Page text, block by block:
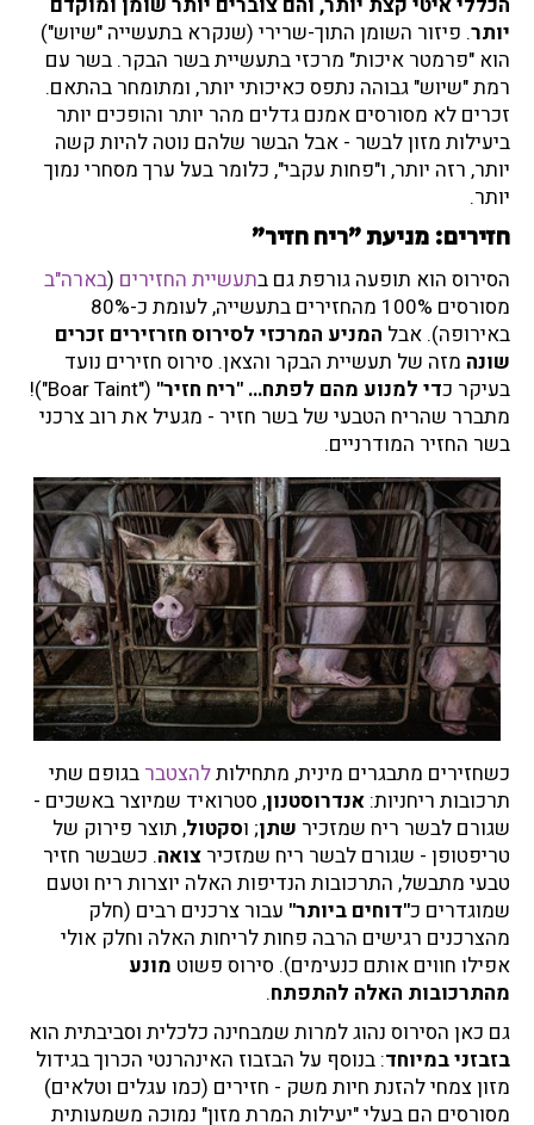
יותר. פיזור השומן התוך-שרירי (שנקרא בתעשייה "שיוש")
הוא "פרמטר איכות" מרכזי בתעשיית בשר הבקר. בשר עם
רמת "שיוש" גבוהה נתפס כאיכותי יותר, ומתומחר בהתאם.
זכרים לא מסורסים אמנם גדלים מהר יותר והופכים יותר
ביעילות מזון לבשר - אבל הבשר שלהם נוטה להיות קשה
יותר, רזה יותר, ו"פחות עקבי", כלומר בעל ערך מסחרי נמוך
יותר.
חזירים: מניעת "ריח חזיר"
הסירוס הוא תופעה גורפת גם בתעשיית החזירים (בארה"ב
מסורסים 100% מהחזירים בתעשייה, לעומת כ-80%
באירופה). אבל המניע המרכזי לסירוס חזרזירים זכרים
שונה מזה של תעשיית הבקר והצאן. סירוס חזירים נועד
בעיקר כדי למנוע מהם לפתח… "ריח חזיר"
("Boar Taint")!
מתברר שהריח הטבעי של בשר חזיר - מגעיל את רוב צרכני
בשר החזיר המודרניים.
כשחזירים מתבגרים מינית, מתחילותלהצטבר בגופם שתי
תרכובות ריחניות: אנדרוסטנון, סטרואיד שמיוצר באשכים -
שגורם לבשר ריח שמזכיר שתן; וסקטול, תוצר פירוק של
טריפטופן - שגורם לבשר ריח שמזכיר צואה. כשבשר חזיר
טבעי מתבשל, התרכובות הנדיפות האלה יוצרות ריח וטעם
שמוגדרים כ"דוחים ביותר" עבור צרכנים רבים (חלק
מהצרכנים רגישים הרבה פחות לריחות האלה וחלק אולי
אפילו חווים אותם כנעימים). סירוס פשוט מונע
מהתרכובות האלה להתפתח.
גם כאן הסירוס נהוג למרות שמבחינה כלכלית וסביבתית הוא
בזבזני במיוחד: בנוסף על הבזבוז האינהרנטי הכרוך בגידול
מזון צמחי להזנת חיות משק - חזירים (כמו עגלים וטלאים)
מסורסים הם בעלי "יעילות המרת מזון" נמוכה משמעותית